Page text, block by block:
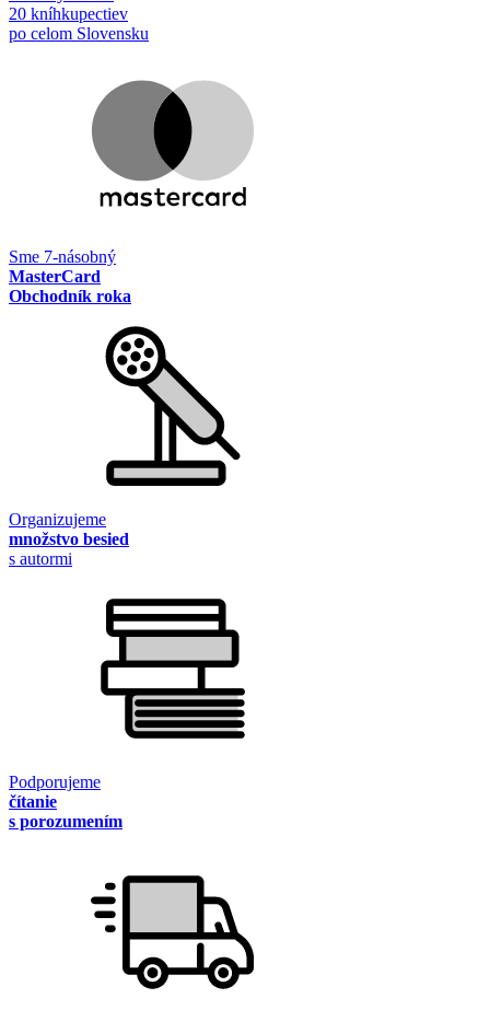
20 kníhkupectiev
po celom Slovensku
Sme 7-násobný
MasterCard
Obchodník roka
Organizujeme
množstvo besied
s autormi
Podporujeme
čítanie
s porozumením